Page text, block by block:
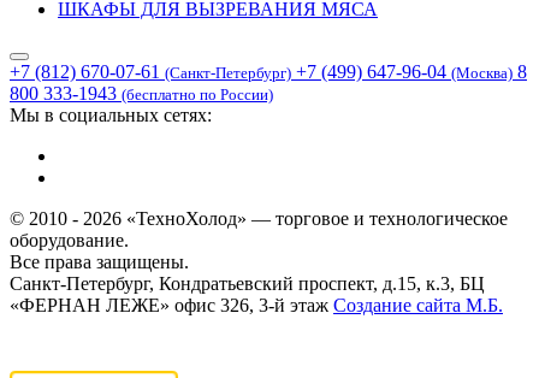
ШКАФЫ ДЛЯ ВЫЗРЕВАНИЯ МЯСА
+7 (812) 670-07-61 (Санкт-Петербург) +7 (499) 647-96-04 (Москва) 8
800 333-1943 (бесплатно по России)
Мы в социальных сетях:
© 2010 - 2026 «ТехноХолод» — торговое и технологическое
оборудование.
Все права защищены.
Санкт-Петербург, Кондратьевский проспект, д.15, к.3, БЦ
«ФЕРНАН ЛЕЖЕ» офис 326, 3-й этаж Создание сайта М.Б.